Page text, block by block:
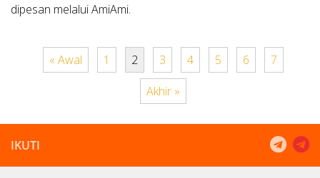
dipesan melalui AmiAmi.
« Awal 1 2 3 4 5 6
7
Akhir »
IKUTI